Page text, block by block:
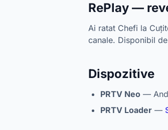
RePlay —
Ai ratat Chefi la
canale. Disponibil
Dispozitive
PRTV Neo —
PRTV Loader —